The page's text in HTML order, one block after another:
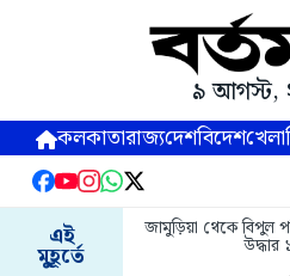
৯ আগস্ট,
কলকাতারাজ্যদেশবিদেশখেলা
এই
মুহূর্তে
জামুড়িয়া থেকে বিপুল
উদ্ধার